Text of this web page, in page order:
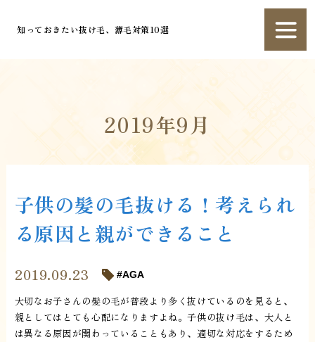
知っておきたい抜け毛、薄毛対策10選
2019年9月
子供の髪の毛抜ける！考えられ
る原因と親ができること
2019.09.23 AGA
大切なお子さんの髪の毛が普段より多く抜けているのを見ると、
親としてはとても心配になりますよね。子供の抜け毛は、大人と
は異なる原因が関わっていることもあり、適切な対応をするため